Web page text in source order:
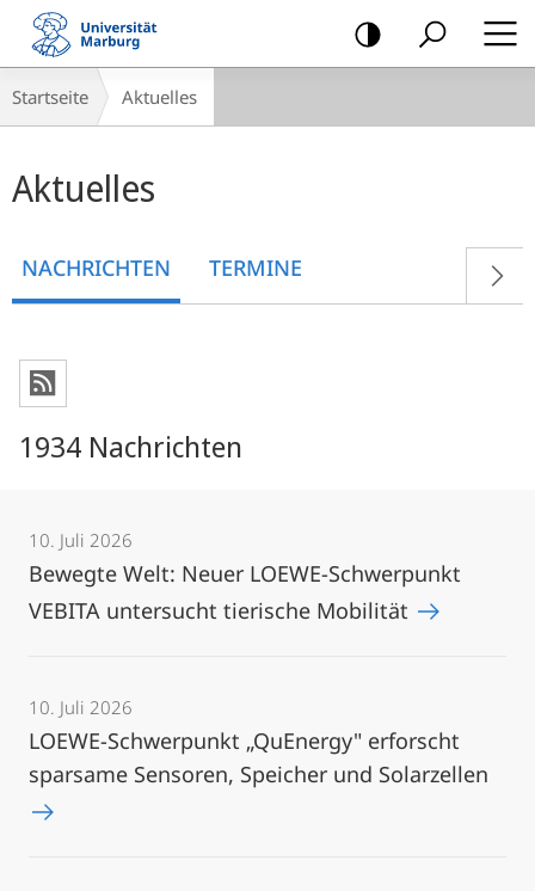
Mobile-
Navigation
Breadcrumb-
Navigation
Startseite Aktuelles
Aktuelles
NACHRICHTEN TERMINE
1934 Nachrichten
10. Juli 2026
Bewegte Welt: Neuer LOEWE-Schwerpunkt
VEBITA untersucht tierische Mobilität
10. Juli 2026
LOEWE-Schwerpunkt „QuEnergy" erforscht
sparsame Sensoren, Speicher und Solarzellen